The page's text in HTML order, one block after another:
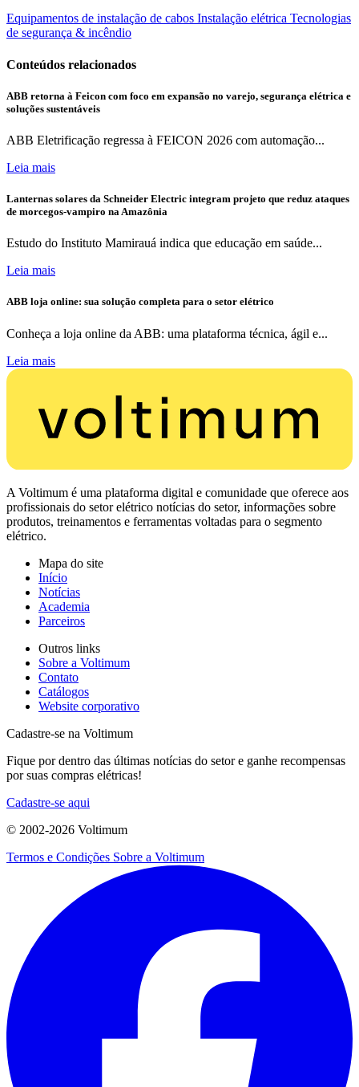
Equipamentos de instalação de cabos Instalação elétrica Tecnologias
de segurança & incêndio
Conteúdos relacionados
ABB retorna à Feicon com foco em expansão no varejo, segurança elétrica e
soluções sustentáveis
ABB Eletrificação regressa à FEICON 2026 com automação...
Leia mais
Lanternas solares da Schneider Electric integram projeto que reduz ataques
de morcegos-vampiro na Amazônia
Estudo do Instituto Mamirauá indica que educação em saúde...
Leia mais
ABB loja online: sua solução completa para o setor elétrico
Conheça a loja online da ABB: uma plataforma técnica, ágil e...
Leia mais
A Voltimum é uma plataforma digital e comunidade que oferece aos
profissionais do setor elétrico notícias do setor, informações sobre
produtos, treinamentos e ferramentas voltadas para o segmento
elétrico.
Mapa do site
Início
Notícias
Academia
Parceiros
Outros links
Sobre a Voltimum
Contato
Catálogos
Website corporativo
Cadastre-se na Voltimum
Fique por dentro das últimas notícias do setor e ganhe recompensas
por suas compras elétricas!
Cadastre-se aqui
© 2002-2026 Voltimum
Termos e Condições Sobre a Voltimum